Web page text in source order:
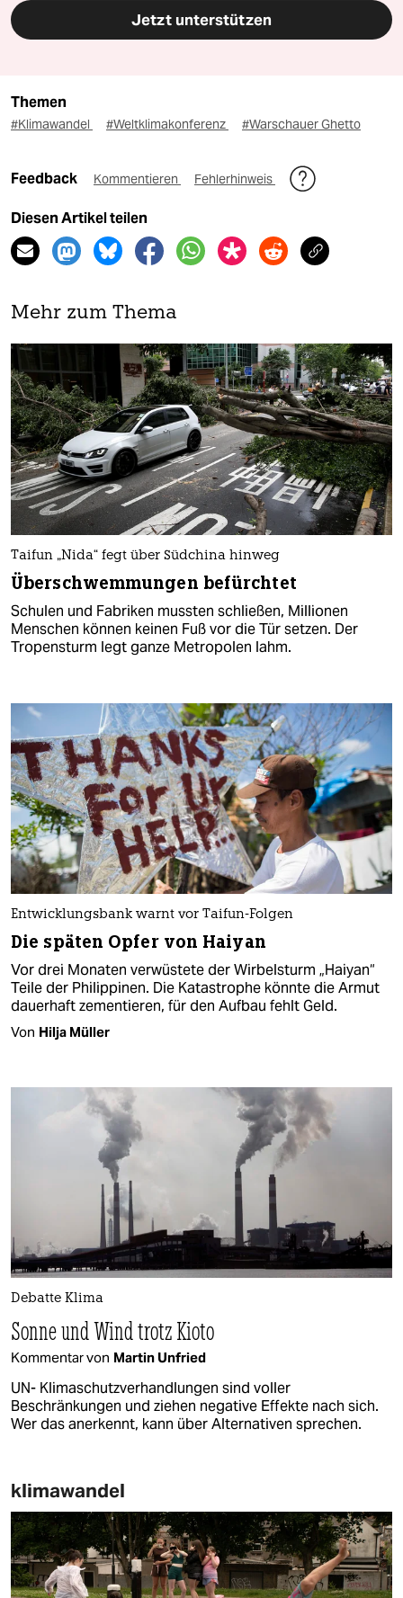
Jetzt unterstützen
Themen
#Klimawandel #Weltklimakonferenz #Warschauer Ghetto
Feedback Kommentieren Fehlerhinweis
Diesen Artikel teilen
Mehr zum Thema
Taifun „Nida“ fegt über Südchina hinweg
Überschwemmungen befürchtet
Schulen und Fabriken mussten schließen, Millionen
Menschen können keinen Fuß vor die Tür setzen. Der
Tropensturm legt ganze Metropolen lahm.
Entwicklungsbank warnt vor Taifun-Folgen
Die späten Opfer von Haiyan
Vor drei Monaten verwüstete der Wirbelsturm „Haiyan“
Teile der Philippinen. Die Katastrophe könnte die Armut
dauerhaft zementieren, für den Aufbau fehlt Geld.
Von Hilja Müller
Debatte Klima
Sonne und Wind trotz Kioto
Kommentar von Martin Unfried
UN- Klimaschutzverhandlungen sind voller
Beschränkungen und ziehen negative Effekte nach sich.
Wer das anerkennt, kann über Alternativen sprechen.
klimawandel